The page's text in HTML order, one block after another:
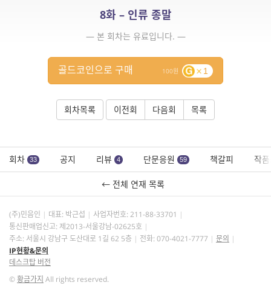
8화 – 인류 종말
— 본 회차는 유료입니다. —
100 1
골드코인으로 구매
회차목록 이전회 다음회 목록
회차 33 공지 리뷰 4 단문응원 59 책갈피 작
← 전체 연재 목록
(주)민음인 대표: 박근섭 사업자번호: 211-88-33701
통신판매업신고: 제2013-서울강남-02625호
주소: 서울시 강남구 도산대로 1길 62 5층
전화: 070-4021-7777
문의
IP현황&문의
데스크탑 버전
©황금가지 All rights reserved.